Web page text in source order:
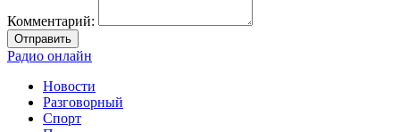
Комментарий:
Отправить
Радио онлайн
Новости
Разговорный
Спорт